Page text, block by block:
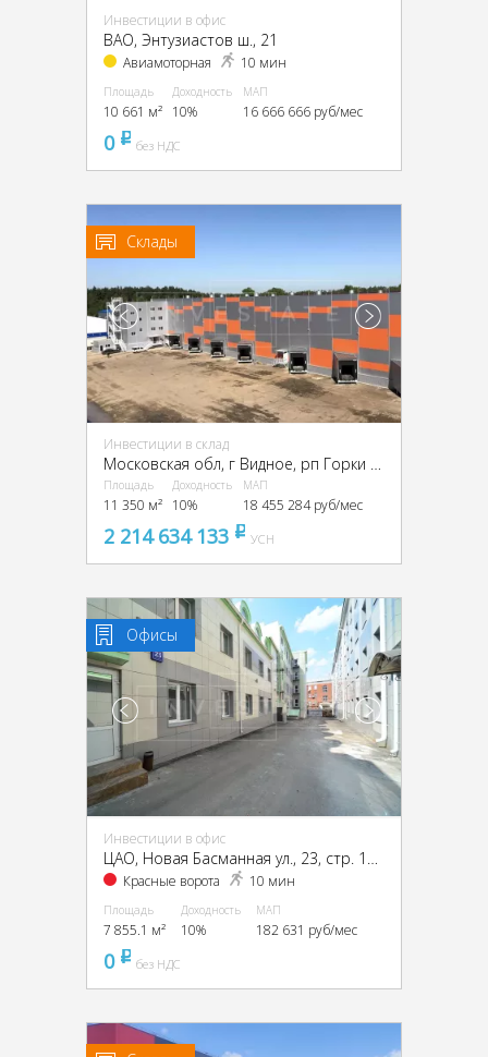
Инвестиции в офис
ВАО, Энтузиастов ш., 21
Авиамоторная 10 мин
Площадь
10 661 м²
Доходность
10%
МАП
16 666 666 руб/мес
0 pуббез НДС
Склады
Инвестиции в склад
Московская обл, г Видное, рп Горки Ленинские, Промзона Технопарк улица Восточная, Московская обл., промзона Технопарк, Восточная ул.
Площадь
11 350 м²
Доходность
10%
МАП
18 455 284 руб/мес
2 214 634 133 pуб
УСН
Офисы
Инвестиции в офис
Красные ворота 10 мин
Площадь
7 855.1 м²
Доходность
10%
МАП
182 631 руб/мес
0 pуббез НДС